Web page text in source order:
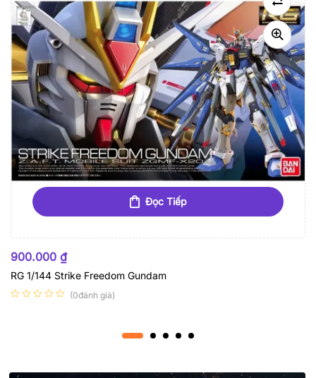
Đọc Tiếp
900.000 ₫
RG 1/144 Strike Freedom Gundam
(0đánh giá)